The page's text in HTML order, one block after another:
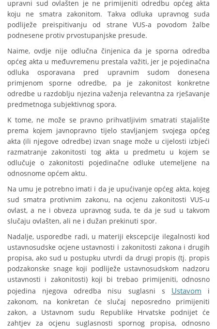
upravni sud ovlašten je ne primijeniti odredbu općeg akta
koju ne smatra zakonitom. Takva odluka upravnog suda
podliježe preispitivanju od strane VUS-a povodom žalbe
podnesene protiv prvostupanjske presude.
Naime, ovdje nije odlučna činjenica da je sporna odredba
općeg akta u međuvremenu prestala važiti, jer je pojedinačna
odluka osporavana pred upravnim sudom donesena
primjenom sporne odredbe, pa je zakonitost konkretne
odredbe u razdoblju njezina važenja relevantna za rješavanje
predmetnoga subjektivnog spora.
K tome, ne može se pravno prihvatljivim smatrati stajalište
prema kojem javnopravno tijelo stavljanjem svojega općeg
akta (ili njegove odredbe) izvan snage može u cijelosti izbjeći
razmatranje zakonitosti tog akta u predmetu u kojem se
odlučuje o zakonitosti pojedinačne odluke utemeljene na
odnosnome općem aktu.
Na umu je potrebno imati i da je upućivanje općeg akta, kojeg
sud smatra protivnim zakonu, na ocjenu zakonitosti VUS-u
ovlast, a ne i obveza upravnog suda, te da je sud u takvom
slučaju ovlašten, ali ne i dužan prekinuti spor.
Nadalje, usporedbe radi, u materiji ekscepcije ilegalnosti kod
ustavnosudske ocjene ustavnosti i zakonitosti zakona i drugih
propisa, ako sud u postupku utvrdi da drugi propis (tj. propis
podzakonske snage koji podliježe ustavnosudskom nadzoru
ustavnosti i zakonitosti) koji bi trebao primijeniti, odnosno
pojedina njegova odredba nisu suglasni s Ustavom i
zakonom, na konkretan će slučaj neposredno primijeniti
zakon, a Ustavnom sudu Republike Hrvatske podnijet će
zahtjev za ocjenu suglasnosti spornog propisa, odnosno